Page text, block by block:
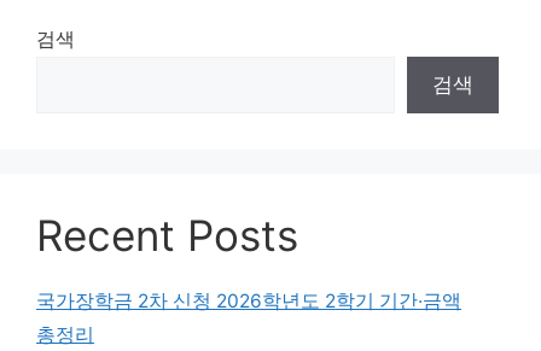
검색
검색
Recent Posts
국가장학금 2차 신청 2026학년도 2학기 기간·금액
총정리